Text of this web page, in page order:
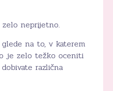
zelo neprijetno.
na to, v katerem
je zelo težko oceniti
različna